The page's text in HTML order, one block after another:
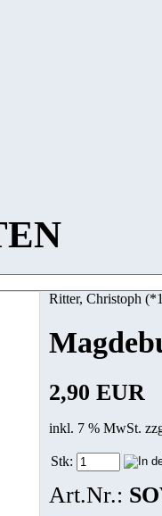
Ritter, Christoph
2,90 EUR
inkl. 7 % MwSt.
Stk:
Art.Nr.: